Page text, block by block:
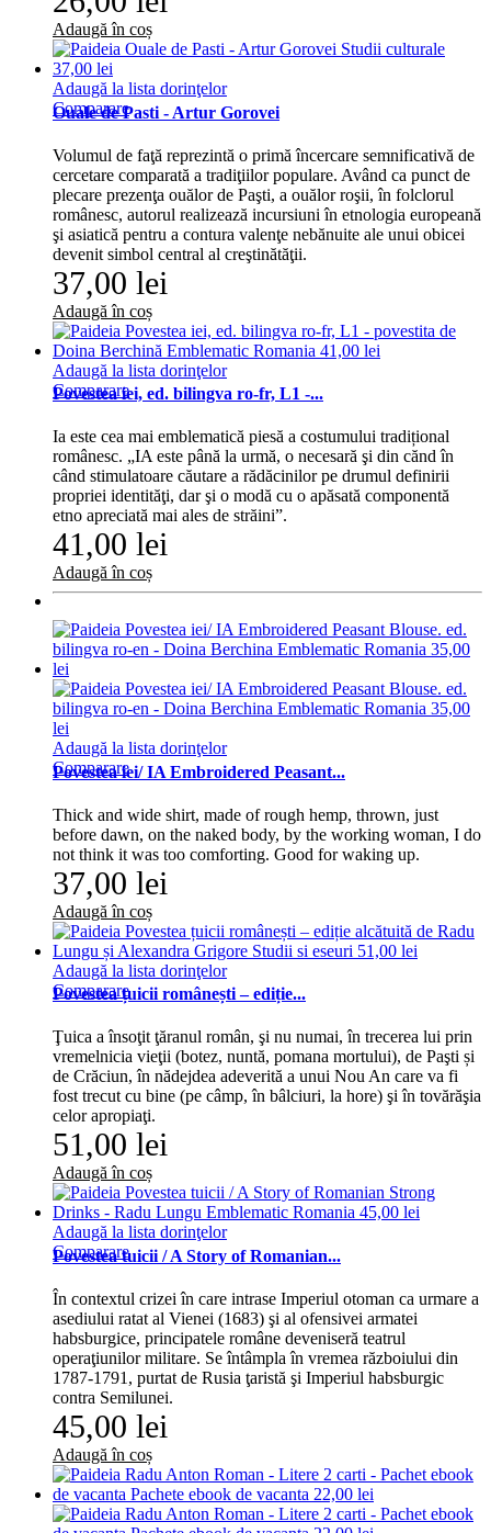
Adaugă în coș
Adaugă la lista dorinţelor
Comparare
Ouale de Pasti - Artur Gorovei
Volumul de faţă reprezintă o primă încercare semnificativă de
cercetare comparată a tradiţiilor populare. Având ca punct de
plecare prezenţa ouălor de Paşti, a ouălor roşii, în folclorul
românesc, autorul realizează incursiuni în etnologia europeană
şi asiatică pentru a contura valenţe nebănuite ale unui obicei
devenit simbol central al creştinătăţii.
37,00 lei
Adaugă în coș
Adaugă la lista dorinţelor
Comparare
Povestea iei, ed. bilingva ro-fr, L1 -...
Ia este cea mai emblematică piesă a costumului tradițional
românesc. „IA este până la urmă, o necesară şi din cănd în
când stimulatoare căutare a rădăcinilor pe drumul definirii
propriei identităţi, dar şi o modă cu o apăsată componentă
etno apreciată mai ales de străini”.
41,00 lei
Adaugă în coș
Adaugă la lista dorinţelor
Comparare
Povestea iei/ IA Embroidered Peasant...
Thick and wide shirt, made of rough hemp, thrown, just
before dawn, on the naked body, by the working woman, I do
not think it was too comforting. Good for waking up.
37,00 lei
Adaugă în coș
Adaugă la lista dorinţelor
Comparare
Povestea țuicii românești – ediție...
Ţuica a însoţit ţăranul român, şi nu numai, în trecerea lui prin
vremelnicia vieţii (botez, nuntă, pomana mortului), de Paşti și
de Crăciun, în nădejdea adeverită a unui Nou An care va fi
fost trecut cu bine (pe câmp, în bâlciuri, la hore) şi în tovărăşia
celor apropiaţi.
51,00 lei
Adaugă în coș
Adaugă la lista dorinţelor
Comparare
Povestea tuicii / A Story of Romanian...
În contextul crizei în care intrase Imperiul otoman ca urmare a
asediului ratat al Vienei (1683) şi al ofensivei armatei
habsburgice, principatele române deveniseră teatrul
operaţiunilor militare. Se întâmpla în vremea războiului din
1787-1791, purtat de Rusia ţaristă şi Imperiul habsburgic
contra Semilunei.
45,00 lei
Adaugă în coș